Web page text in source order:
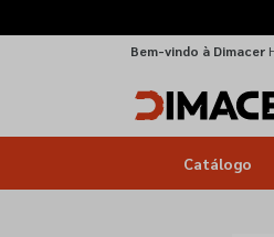
Bem-vindo à Dimacer
Catálogo